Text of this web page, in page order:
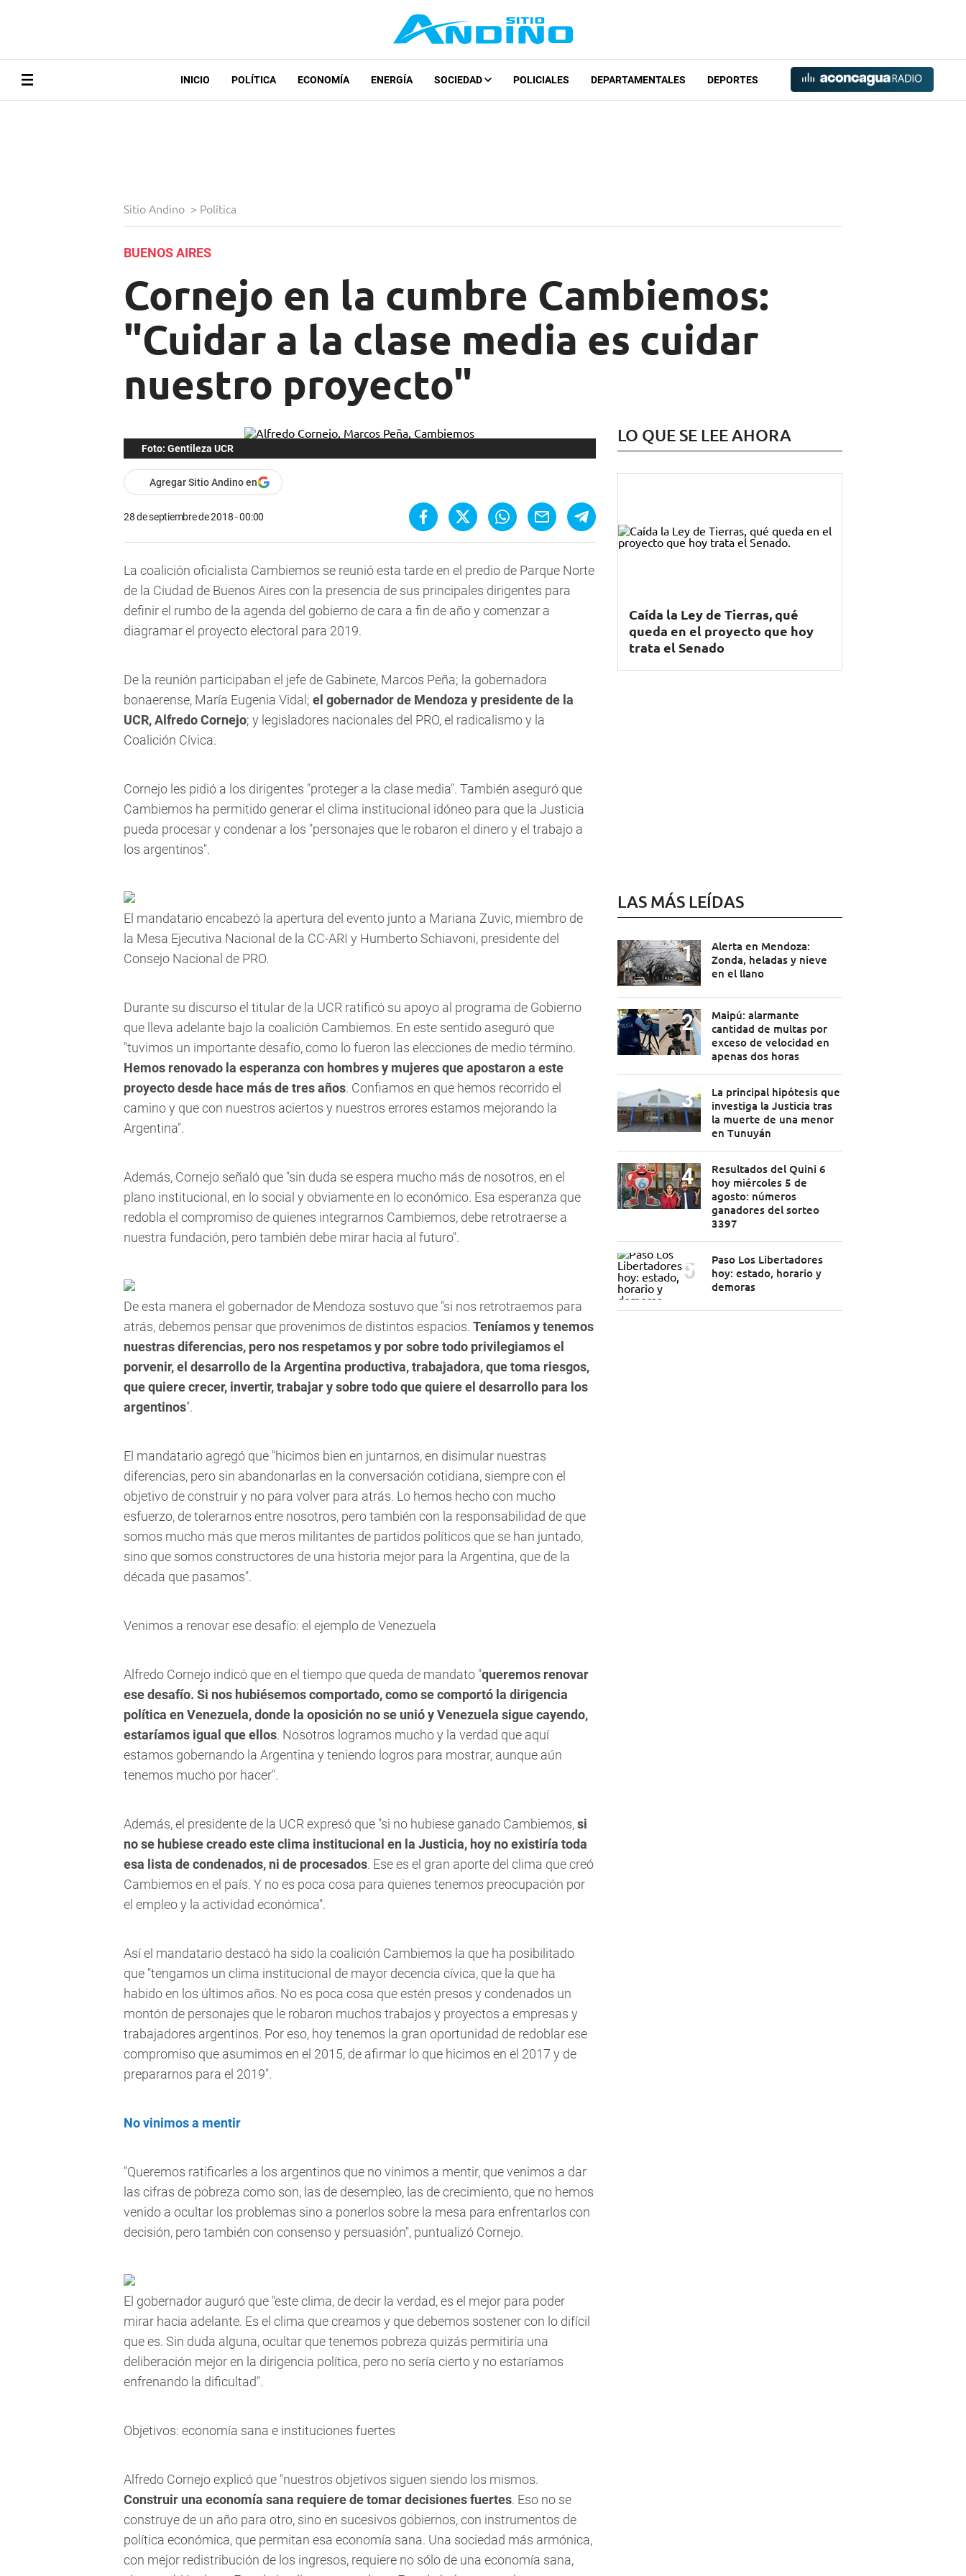
INICIO POLÍTICA ECONOMÍA ENERGÍA SOCIEDAD POLICIALES DEPARTAMENTALES DEPORTES
Sitio Andino > Política
BUENOS AIRES
Cornejo en la cumbre Cambiemos:
"Cuidar a la clase media es cuidar
nuestro proyecto"
Foto: Gentileza UCR
Agregar Sitio Andino en
28 de septiembre de 2018 - 00:00
La coalición oficialista Cambiemos se reunió esta tarde en el predio de Parque Norte
de la Ciudad de Buenos Aires con la presencia de sus principales dirigentes para
definir el rumbo de la agenda del gobierno de cara a fin de año y comenzar a
diagramar el proyecto electoral para 2019.
De la reunión participaban el jefe de Gabinete, Marcos Peña; la gobernadora
bonaerense, María Eugenia Vidal; el gobernador de Mendoza y presidente de la
UCR, Alfredo Cornejo; y legisladores nacionales del PRO, el radicalismo y la
Coalición Cívica.
Cornejo les pidió a los dirigentes "proteger a la clase media". También aseguró que
Cambiemos ha permitido generar el clima institucional idóneo para que la Justicia
pueda procesar y condenar a los "personajes que le robaron el dinero y el trabajo a
los argentinos".
El mandatario encabezó la apertura del evento junto a Mariana Zuvic, miembro de
la Mesa Ejecutiva Nacional de la CC-ARI y Humberto Schiavoni, presidente del
Consejo Nacional de PRO.
Durante su discurso el titular de la UCR ratificó su apoyo al programa de Gobierno
que lleva adelante bajo la coalición Cambiemos. En este sentido aseguró que
"tuvimos un importante desafío, como lo fueron las elecciones de medio término.
Hemos renovado la esperanza con hombres y mujeres que apostaron a este
proyecto desde hace más de tres años. Confiamos en que hemos recorrido el
camino y que con nuestros aciertos y nuestros errores estamos mejorando la
Argentina".
Además, Cornejo señaló que "sin duda se espera mucho más de nosotros, en el
plano institucional, en lo social y obviamente en lo económico. Esa esperanza que
redobla el compromiso de quienes integrarnos Cambiemos, debe retrotraerse a
nuestra fundación, pero también debe mirar hacia al futuro".
De esta manera el gobernador de Mendoza sostuvo que "si nos retrotraemos para
atrás, debemos pensar que provenimos de distintos espacios. Teníamos y tenemos
nuestras diferencias, pero nos respetamos y por sobre todo privilegiamos el
porvenir, el desarrollo de la Argentina productiva, trabajadora, que toma riesgos,
que quiere crecer, invertir, trabajar y sobre todo que quiere el desarrollo para los
argentinos".
El mandatario agregó que "hicimos bien en juntarnos, en disimular nuestras
diferencias, pero sin abandonarlas en la conversación cotidiana, siempre con el
objetivo de construir y no para volver para atrás. Lo hemos hecho con mucho
esfuerzo, de tolerarnos entre nosotros, pero también con la responsabilidad de que
somos mucho más que meros militantes de partidos políticos que se han juntado,
sino que somos constructores de una historia mejor para la Argentina, que de la
década que pasamos".
Venimos a renovar ese desafío: el ejemplo de Venezuela
Alfredo Cornejo indicó que en el tiempo que queda de mandato "queremos renovar
ese desafío. Si nos hubiésemos comportado, como se comportó la dirigencia
política en Venezuela, donde la oposición no se unió y Venezuela sigue cayendo,
estaríamos igual que ellos. Nosotros logramos mucho y la verdad que aquí
estamos gobernando la Argentina y teniendo logros para mostrar, aunque aún
tenemos mucho por hacer".
Además, el presidente de la UCR expresó que "si no hubiese ganado Cambiemos,si
no se hubiese creado este clima institucional en la Justicia, hoy no existiría toda
esa lista de condenados, ni de procesados. Ese es el gran aporte del clima que creó
Cambiemos en el país. Y no es poca cosa para quienes tenemos preocupación por
el empleo y la actividad económica".
Así el mandatario destacó ha sido la coalición Cambiemos la que ha posibilitado
que "tengamos un clima institucional de mayor decencia cívica, que la que ha
habido en los últimos años. No es poca cosa que estén presos y condenados un
montón de personajes que le robaron muchos trabajos y proyectos a empresas y
trabajadores argentinos. Por eso, hoy tenemos la gran oportunidad de redoblar ese
compromiso que asumimos en el 2015, de afirmar lo que hicimos en el 2017 y de
prepararnos para el 2019".
No vinimos a mentir
"Queremos ratificarles a los argentinos que no vinimos a mentir, que venimos a dar
las cifras de pobreza como son, las de desempleo, las de crecimiento, que no hemos
venido a ocultar los problemas sino a ponerlos sobre la mesa para enfrentarlos con
decisión, pero también con consenso y persuasión", puntualizó Cornejo.
El gobernador auguró que "este clima, de decir la verdad, es el mejor para poder
mirar hacia adelante. Es el clima que creamos y que debemos sostener con lo difícil
que es. Sin duda alguna, ocultar que tenemos pobreza quizás permitiría una
deliberación mejor en la dirigencia política, pero no sería cierto y no estaríamos
enfrenando la dificultad".
Objetivos: economía sana e instituciones fuertes
Alfredo Cornejo explicó que "nuestros objetivos siguen siendo los mismos.
Construir una economía sana requiere de tomar decisiones fuertes. Eso no se
construye de un año para otro, sino en sucesivos gobiernos, con instrumentos de
política económica, que permitan esa economía sana. Una sociedad más armónica,
con mejor redistribución de los ingresos, requiere no sólo de una economía sana,
LO QUE SE LEE AHORA
Caída la Ley de Tierras, qué
queda en el proyecto que hoy
trata el Senado
LAS MÁS LEÍDAS
Alerta en Mendoza:
Zonda, heladas y nieve
en el llano
Maipú: alarmante
cantidad de multas por
exceso de velocidad en
apenas dos horas
La principal hipótesis que
investiga la Justicia tras
la muerte de una menor
en Tunuyán
Resultados del Quini 6
hoy miércoles 5 de
agosto: números
ganadores del sorteo
3397
Paso Los Libertadores
hoy: estado, horario y
demoras